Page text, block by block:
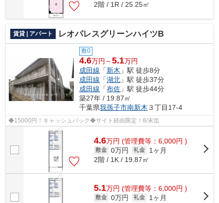
2階 / 1R / 25.25㎡
賃貸 | アパート レオパレスグリーンハイツB
敷0
4.6万円～5.1万円
成田線 「新木 」駅 徒歩8分
成田線 「湖北 」駅 徒歩37分
成田線 「布佐 」駅 徒歩44分
築27年 / 19.87㎡
千葉県我孫子市南新木 ３丁目17-4
◆15000円！キャッシュバック◆サイト経由限定！8/末迄
4.6万円 (管理費等：6,000円 )
敷金 0万円 礼金
1ヶ月
2階 / 1K / 19.87㎡
5.1万円 (管理費等：6,000円 )
敷金 0万円 礼金
1ヶ月